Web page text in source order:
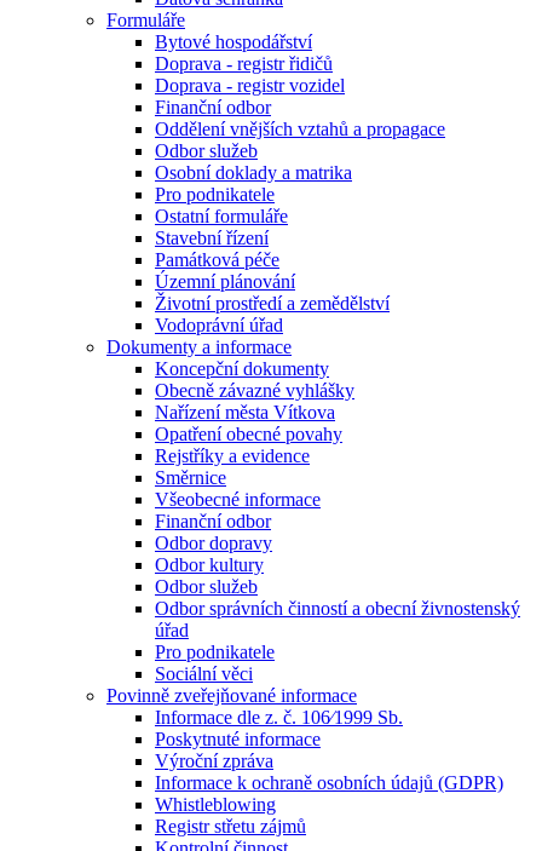
Formuláře
Bytové hospodářství
Doprava - registr řidičů
Doprava - registr vozidel
Finanční odbor
Oddělení vnějších vztahů a propagace
Odbor služeb
Osobní doklady a matrika
Pro podnikatele
Ostatní formuláře
Stavební řízení
Památková péče
Územní plánování
Životní prostředí a zemědělství
Vodoprávní úřad
Dokumenty a informace
Koncepční dokumenty
Obecně závazné vyhlášky
Nařízení města Vítkova
Opatření obecné povahy
Rejstříky a evidence
Směrnice
Všeobecné informace
Finanční odbor
Odbor dopravy
Odbor kultury
Odbor služeb
Odbor správních činností a obecní živnostenský
úřad
Pro podnikatele
Sociální věci
Povinně zveřejňované informace
Informace dle z. č. 106⁄1999 Sb.
Poskytnuté informace
Výroční zpráva
Informace k ochraně osobních údajů (GDPR)
Whistleblowing
Registr střetu zájmů